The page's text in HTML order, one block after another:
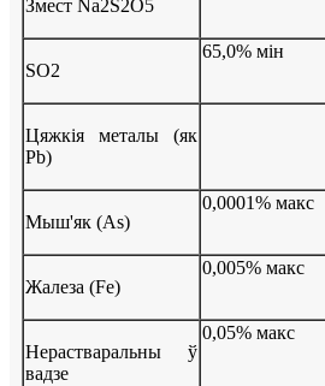
Змест Na2S2O5
SO2
65,0% мін
Цяжкія металы (як
Pb)
Мыш'як (As)
0,0001% макс
Жалеза (Fe)
0,005% макс
Нерастваральны ў
вадзе
0,05% макс